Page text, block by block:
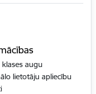
augu
lietotāju apliecību